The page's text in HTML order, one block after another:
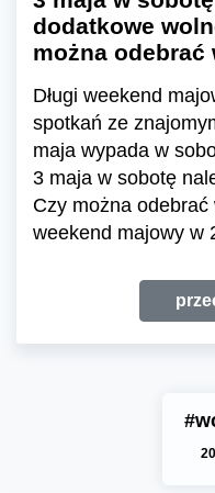
dodatkowe
można odebrać
Długi weekend
spotkań ze
maja wypada w
3 maja w sobotę
Czy można odebrać
weekend majowy w